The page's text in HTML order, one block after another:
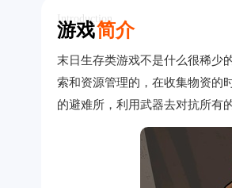
游戏简介
Introduction
末日生存类游戏不是什么很稀少
索和资源管理的，在收集物资的
的避难所，利用武器去对抗所有